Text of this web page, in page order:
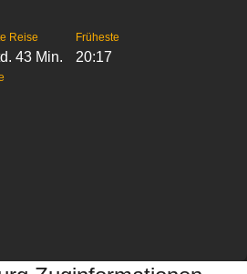
Reise
43 Min.
Früheste
20:17